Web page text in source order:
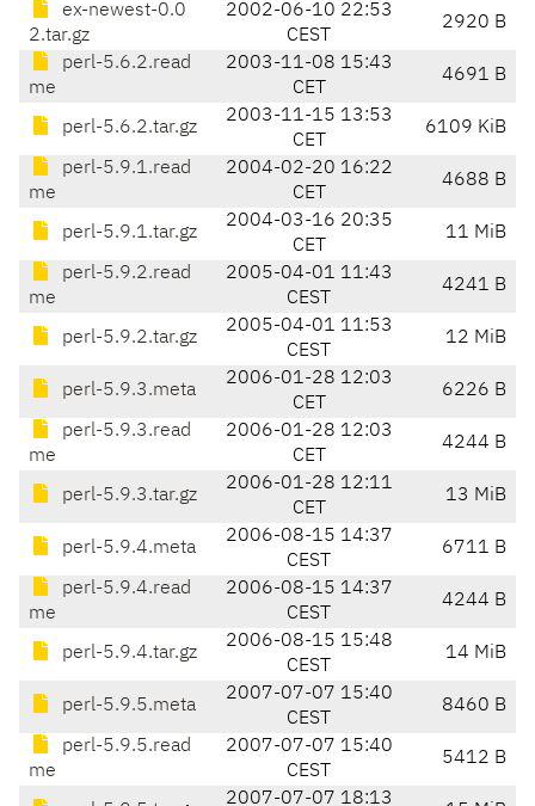
ex-newest-0.0
2.tar.gz
2002-06-10 22:53
CEST
2920 B
perl-5.6.2.read
me
2003-11-08 15:43
CET
4691 B
perl-5.6.2.tar.gz
2003-11-15 13:53
CET
6109 KiB
perl-5.9.1.read
me
2004-02-20 16:22
CET
4688 B
perl-5.9.1.tar.gz
2004-03-16 20:35
CET
11 MiB
perl-5.9.2.read
me
2005-04-01 11:43
CEST
4241 B
perl-5.9.2.tar.gz
2005-04-01 11:53
CEST
12 MiB
perl-5.9.3.meta
2006-01-28 12:03
CET
6226 B
perl-5.9.3.read
me
2006-01-28 12:03
CET
4244 B
perl-5.9.3.tar.gz
2006-01-28 12:11
CET
13 MiB
perl-5.9.4.meta
2006-08-15 14:37
CEST
6711 B
perl-5.9.4.read
me
2006-08-15 14:37
CEST
4244 B
perl-5.9.4.tar.gz
2006-08-15 15:48
CEST
14 MiB
perl-5.9.5.meta
2007-07-07 15:40
CEST
8460 B
perl-5.9.5.read
me
2007-07-07 15:40
CEST
5412 B
2007-07-07 18:13